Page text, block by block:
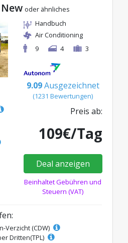
oder ähnliches
Handbuch
Air Conditioning
9
4 3
9.09 Ausgezeichnet
(1231 Bewertungen)
Preis ab:
109€/Tag
Deal anzeigen
Beinhaltet Gebühren und
Steuern (VAT)
Verzicht (CDW)
Dritten(TPL)